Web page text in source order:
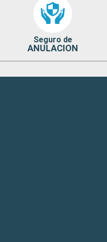
Seguro de
ANULACION